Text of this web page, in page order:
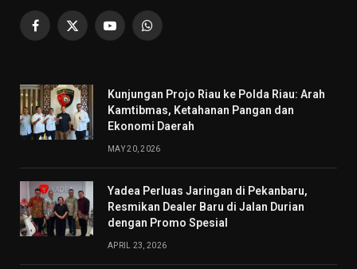
Facebook
X
YouTubeWhatsApp
Kunjungan Projo Riau ke Polda Riau: Arah
Kamtibmas, Ketahanan Pangan dan
Ekonomi Daerah
MAY 20, 2026
Yadea Perluas Jaringan di Pekanbaru,
Resmikan Dealer Baru di Jalan Durian
dengan Promo Spesial
APRIL 23, 2026